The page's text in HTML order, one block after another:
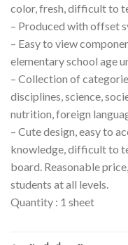
color, fresh, difficult to
– Produced with offset
– Easy to view
elementary school age
– Collection of
disciplines, science,
nutrition, foreign
– Cute design, easy to
knowledge, difficult to
board. Reasonable
students at all levels.
Quantity : 1 sheet